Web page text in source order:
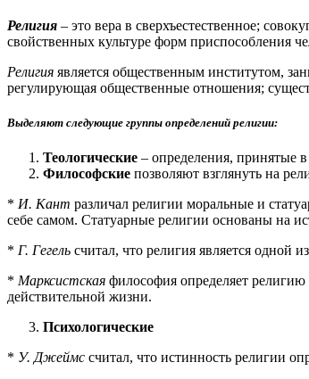
Религия – это вера в сверхъестественное;
свойственных культуре форм приспособления
Религия является общественным институтом,
регулирующая общественные отношения;
Выделяют следующие группы определений религии:
Теологические – определения, принятые
Философские позволяют взглянуть на
* И. Кант различал религии моральные и
себе самом. Статуарные религии основаны на
* Г. Гегель считал, что религия является одной
* Марксистская философия определяет религию
действительной жизни.
Психологические
* У. Джеймс считал, что истинность религии